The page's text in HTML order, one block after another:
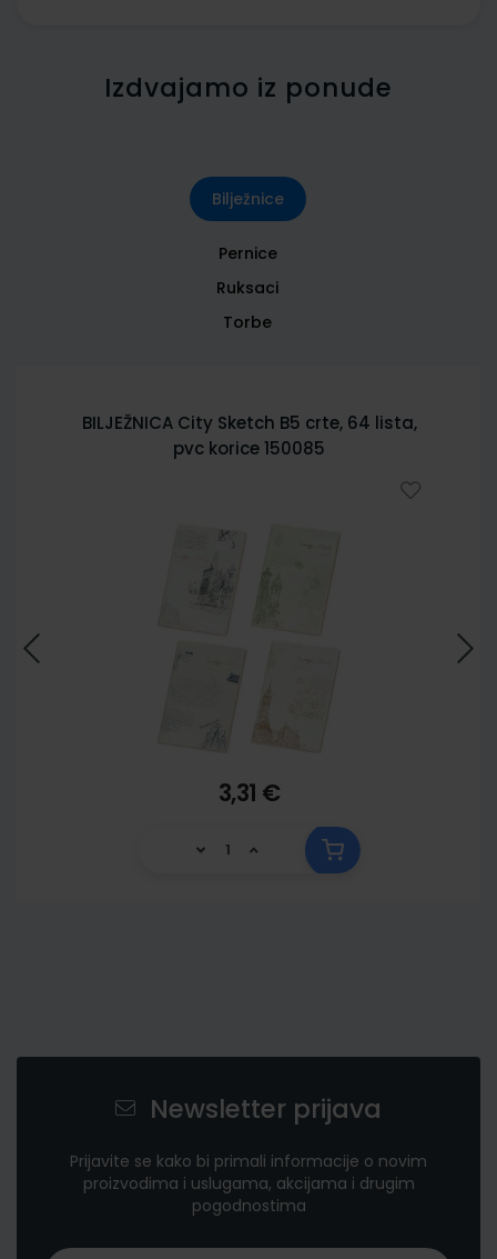
Izdvajamo iz ponude
Bilježnice
Pernice
Ruksaci
Torbe
BILJEŽNICA City Sketch B5 crte, 64 lista,
pvc korice 150085
3,31 €
Newsletter prijava
Prijavite se kako bi primali informacije o novim
proizvodima i uslugama, akcijama i drugim
pogodnostima